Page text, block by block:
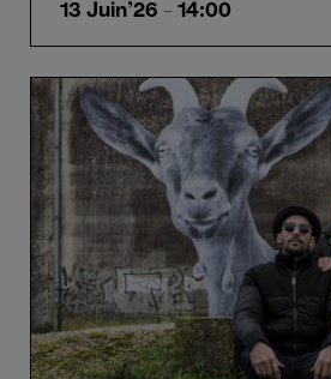
13 Juin'26 - 14:00
Visages,
Villages
Agnès
Varda
&
JR